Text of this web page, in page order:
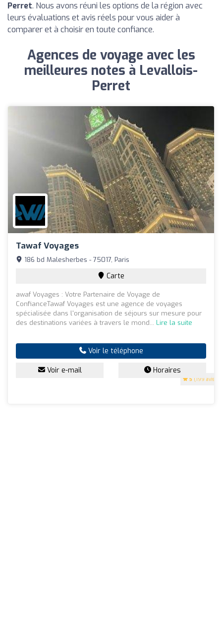
Perret. Nous avons réuni les options de la région avec
leurs évaluations et avis réels pour vous aider à
comparer et à choisir en toute confiance.
Agences de voyage avec les
meilleures notes à Levallois-
Perret
Tawaf Voyages
5 (199 avis)
186 bd Malesherbes - 75017, Paris
Carte
awaf Voyages : Votre Partenaire de Voyage de
ConfianceTawaf Voyages est une agence de voyages
spécialisée dans l'organisation de séjours sur mesure pour
des destinations variées à travers le mond... Lire la suite
Voir le téléphone
Voir e-mail Horaires